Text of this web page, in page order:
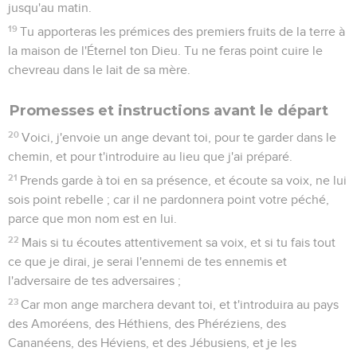
jusqu'au matin.
19 Tu apporteras les prémices des premiers fruits de la terre à
la maison de l'Éternel ton Dieu. Tu ne feras point cuire le
chevreau dans le lait de sa mère.
Promesses et instructions avant le départ
20 Voici, j'envoie un ange devant toi, pour te garder dans le
chemin, et pour t'introduire au lieu que j'ai préparé.
21 Prends garde à toi en sa présence, et écoute sa voix, ne lui
sois point rebelle ; car il ne pardonnera point votre péché,
parce que mon nom est en lui.
22 Mais si tu écoutes attentivement sa voix, et si tu fais tout
ce que je dirai, je serai l'ennemi de tes ennemis et
l'adversaire de tes adversaires ;
23 Car mon ange marchera devant toi, et t'introduira au pays
des Amoréens, des Héthiens, des Phéréziens, des
Cananéens, des Héviens, et des Jébusiens, et je les